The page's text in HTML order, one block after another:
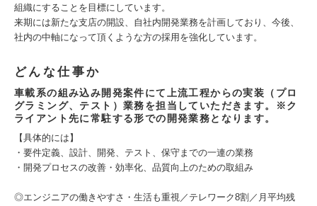
組織にすることを目標にしています。
来期には新たな支店の開設、自社内開発業務を計画しており、今後、
社内の中軸になって頂くような方の採用を強化しています。
どんな仕事か
車載系の組み込み開発案件にて上流工程からの実装（プロ
グラミング、テスト）業務を担当していただきます。※ク
ライアント先に常駐する形での開発業務となります。
【具体的には】
・要件定義、設計、開発、テスト、保守までの一連の業務
・開発プロセスの改善・効率化、品質向上のための取組み
◎エンジニアの働きやすさ・生活も重視／テレワーク8割／月平均残